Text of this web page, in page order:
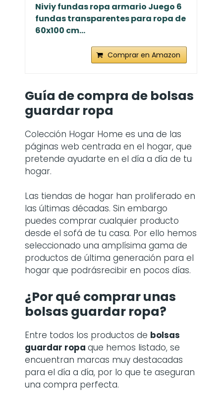
Niviy fundas ropa armario Juego 6
fundas transparentes para ropa de
60x100 cm...
Comprar en Amazon
Guía de compra de bolsas
guardar ropa
Colección Hogar Home es una de las
páginas web centrada en el hogar, que
pretende ayudarte en el día a día de tu
hogar.
Las tiendas de hogar han proliferado en
las últimas décadas. Sin embargo
puedes comprar cualquier producto
desde el sofá de tu casa. Por ello hemos
seleccionado una amplísima gama de
productos de última generación para el
hogar que podrásrecibir en pocos días.
¿Por qué comprarunas
bolsas guardar ropa?
Entre todos los productos de bolsas
guardar ropa que hemos listado, se
encuentran marcas muy destacadas
para el día a día, por lo que te aseguran
una compra perfecta.